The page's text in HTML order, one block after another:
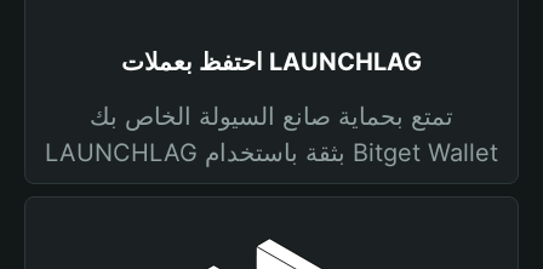
احتفظ بعملات LAUNCHLAG
تمتع بحماية صانع السيولة الخاص بك
LAUNCHLAG بثقة باستخدام Bitget Wallet